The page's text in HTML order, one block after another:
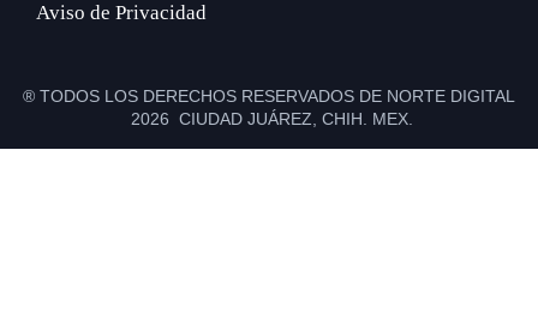
Aviso de Privacidad
® TODOS LOS DERECHOS RESERVADOS DE NORTE DIGITAL
2026 CIUDAD JUÁREZ, CHIH. MEX.